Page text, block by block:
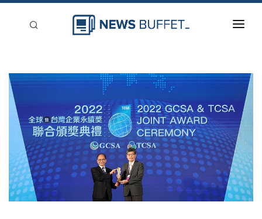
新聞稿分類
刊登